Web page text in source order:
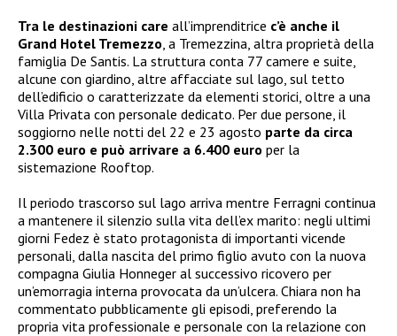
Tra le destinazioni care all’imprenditrice c’è anche il
Grand Hotel Tremezzo , a Tremezzina, altra proprietà della
famiglia De Santis. La struttura conta 77 camere e suite,
alcune con giardino, altre affacciate sul lago, sul tetto
dell’edificio o caratterizzate da elementi storici, oltre a una
Villa Privata con personale dedicato. Per due persone, il
soggiorno nelle notti del 22 e 23 agosto parte da circa
2.300 euro e può arrivare a 6.400 euro per la
sistemazione Rooftop.
Il periodo trascorso sul lago arriva mentre Ferragni continua
a mantenere il silenzio sulla vita dell’ex marito: negli ultimi
giorni Fedez è stato protagonista di importanti vicende
personali, dalla nascita del primo figlio avuto con la nuova
compagna Giulia Honneger al successivo ricovero per
un’emorragia interna provocata da un’ulcera. Chiara non ha
commentato pubblicamente gli episodi, preferendo la
propria vita professionale e personale con la relazione con